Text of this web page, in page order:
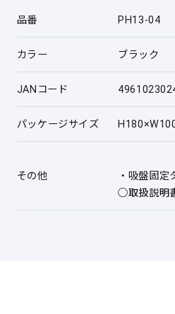
品番 PH13-04
カラー ブラック
JANコード
パッケージサイズ
その他
・吸盤固定
○取扱説明